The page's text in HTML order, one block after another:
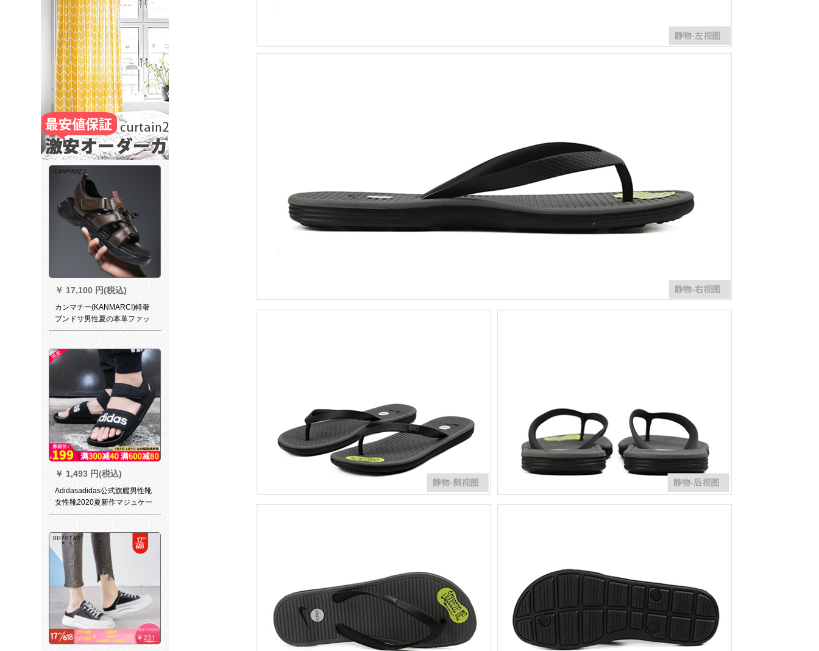
￥ 17,100 円(税込)
カンマチー(KANMARCI)軽奢
ブンドサ男性夏の本革ファッ
ク厚底露指ロマ透かしメレン
￥ 1,493 円(税込)
Adidasadidas公式旗艦男性靴
女性靴2020夏新作マジュケー
スケースケースケースケース
ースケースケースFW 5359
FW 5359 FW 5359 40.5